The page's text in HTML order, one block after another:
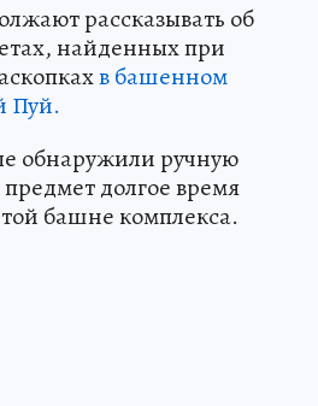
рассказывать об
найденных при
в башенном
Пуй.
обнаружили ручную
долгое время
башне комплекса.